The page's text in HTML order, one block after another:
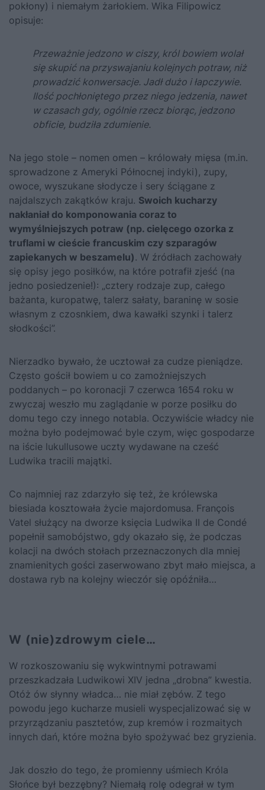
pokłony) i niemałym żarłokiem. Wika Filipowicz
opisuje:
Przeważnie jedzono w ciszy, król bowiem wolał
się skupić na przyswajaniu kolejnych potraw, niż
prowadzić konwersacje. Jadł dużo i łapczywie.
Ilość pochłoniętego przez niego jedzenia, nawet
w czasach gdy, ogólnie rzecz biorąc, jedzono
obficie, budziła zdumienie.
Na jego stole – nomen omen – królowały mięsa (m.in.
sprowadzone z Ameryki Północnej indyki), zupy,
owoce, wyszukane słodycze i sery ściągane z
najdalszych zakątków kraju. Swoich kucharzy
nakłaniał do komponowania coraz to
wymyślniejszych potraw (np. cielęcego ozorka z
truflami w cieście francuskim czy szparagów
zapiekanych w beszamelu). W źródłach zachowały
się opisy jego posiłków, na które potrafił zjeść (na
jedno posiedzenie!): „cztery rodzaje zup, całego
bażanta, kuropatwę, talerz sałaty, baraninę w sosie
własnym z czosnkiem, dwa kawałki szynki i talerz
słodkości”.
Nierzadko bywało, że ucztował za cudze pieniądze.
Często gościł bowiem u co zamożniejszych
poddanych – po koronacji 7 czerwca 1654 roku w
zwyczaj weszło mu zaglądanie w porze posiłku do
domu tego czy innego notabla. Oczywiście władcy nie
można było podejmować byle czym, więc gospodarze
na iście lukullusowe uczty wydawane na cześć
Ludwika tracili majątki.
Co najmniej raz zdarzyło się też, że królewska
biesiada kosztowała życie majordomusa. François
Vatel służący na dworze księcia Ludwika II de Condé
popełnił samobójstwo, gdy okazało się, że podczas
kolacji na dwóch stołach przeznaczonych dla mniej
znamienitych gości zaserwowano zbyt mało miejsca, a
dostawa ryb na kolejny wieczór się opóźniła…
W (nie)zdrowym ciele…
W rozkoszowaniu się wykwintnymi potrawami
przeszkadzała Ludwikowi XIV jedna „drobna” kwestia.
Otóż ów słynny władca… nie miał zębów. Z tego
powodu jego kucharze musieli wyspecjalizować się w
przyrządzaniu pasztetów, zup kremów i rozmaitych
innych dań, które można było spożywać bez gryzienia.
Jak doszło do tego, że promienny uśmiech Króla
Słońce był bezzębny? Niemałą rolę odegrał w tym